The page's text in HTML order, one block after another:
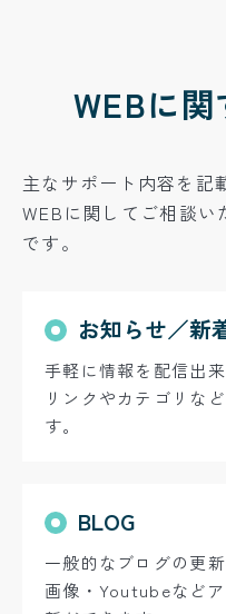
WEBに
主なサポート内容を記
WEBに関してご相談
です。
お知らせ／新
手軽に情報を配信出
リンクやカテゴリな
す。
BLOG
一般的なブログの更新
画像・Youtubeなど